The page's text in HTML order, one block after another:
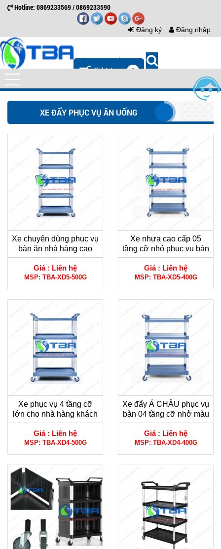
Hotline: 0869233569 / 0869233590
Đăng ký Đăng nhập
0
XE ĐẨY PHỤC VỤ ĂN UỐNG
Xe chuyên dùng phục vụ
bàn ăn nhà hàng cao
cấp 05 tầng cỡ lớn
Giá : Liên hệ
MSP: TBA-XD5-500G
Xe nhựa cao cấp 05
tầng cỡ nhỏ phục vụ bàn
tiệc Á Châu
Giá : Liên hệ
MSP: TBA-XD5-400G
Xe phục vụ 4 tầng cỡ
lớn cho nhà hàng khách
sạn cao cấp
Giá : Liên hệ
MSP: TBA-XD4-500G
Xe đẩy Á CHÂU phục vụ
bàn 04 tầng cỡ nhở màu
xám Xanh
Giá : Liên hệ
MSP: TBA-XD4-400G